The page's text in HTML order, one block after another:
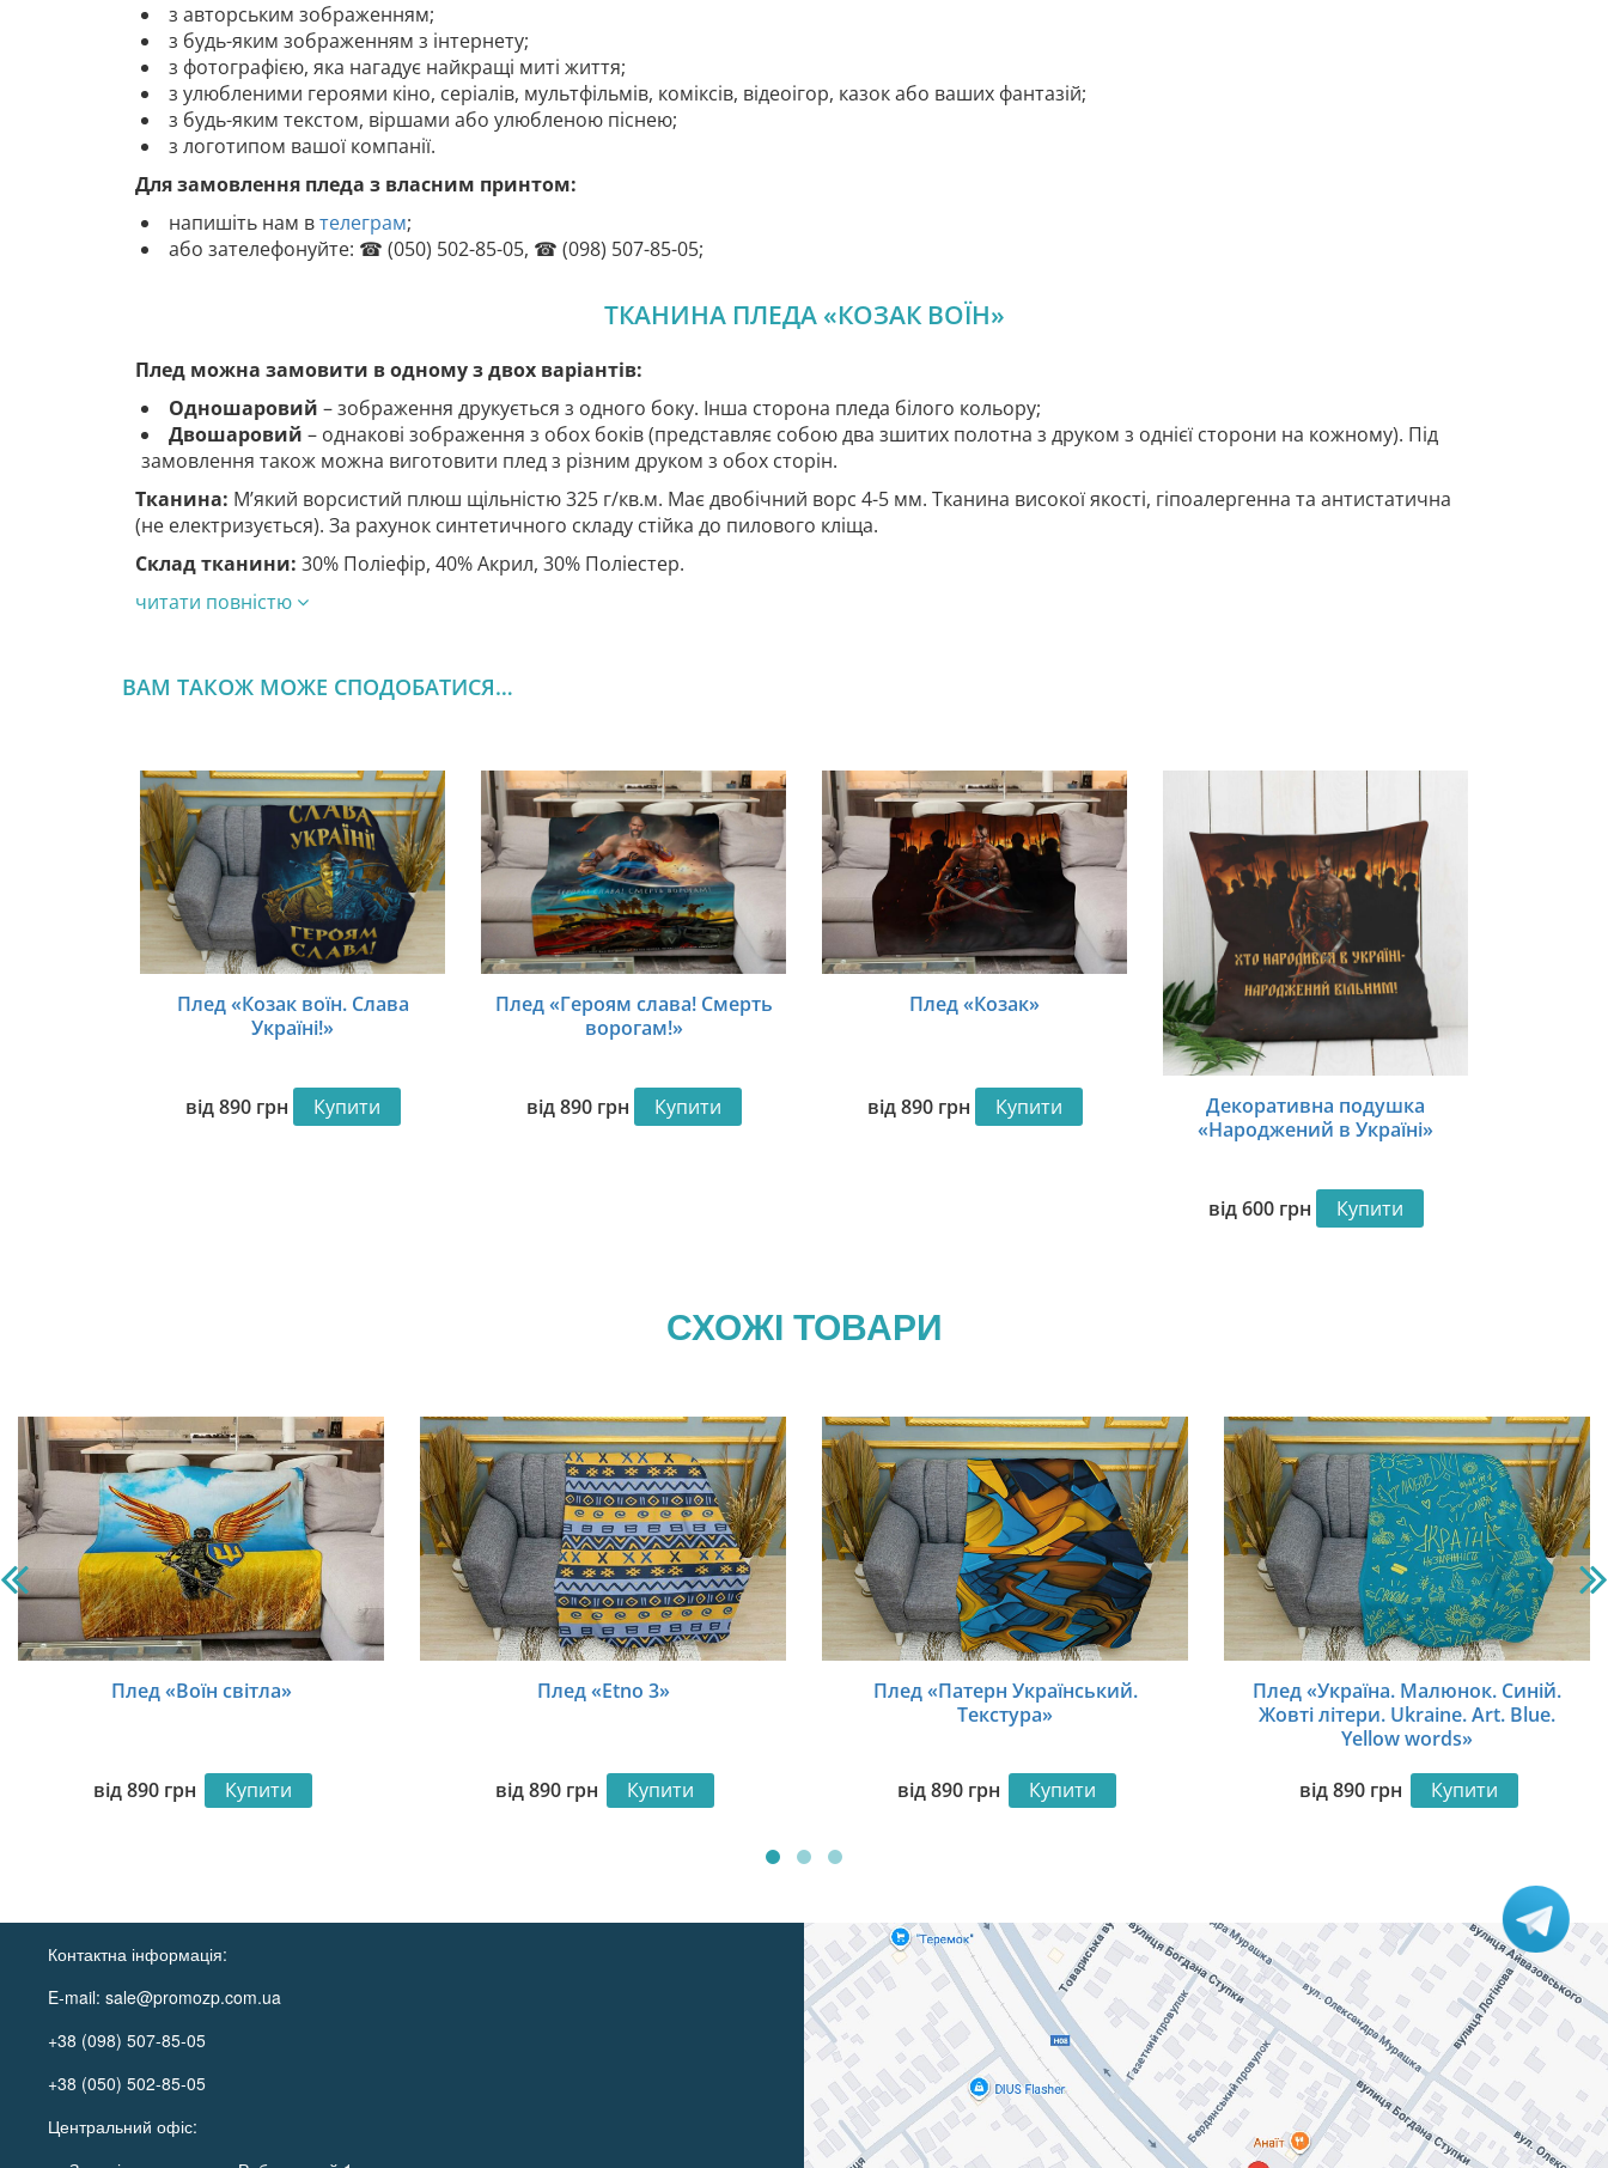
з авторським зображенням;
з будь-яким зображенням з інтернету;
з фотографією, яка нагадує найкращі миті життя;
з улюбленими героями кіно, серіалів, мультфільмів, коміксів, відеоігор, казок або ваших фантазій;
з будь-яким текстом, віршами або улюбленою піснею;
з логотипом вашої компанії.
Для замовлення пледа з власним принтом:
напишіть нам втелеграм;
або зателефонуйте: ☎ (050) 502-85-05, ☎ (098) 507-85-05;
ТКАНИНА ПЛЕДА «КОЗАК ВОЇН»
Плед можна замовити в одному з двох варіантів:
Одношаровий – зображення друкується з одного боку. Інша сторона пледа білого кольору;
Двошаровий – однакові зображення з обох боків (представляє собою два зшитих полотна з друком з однієї сторони на кожному). Під
замовлення також можна виготовити плед з різним друком з обох сторін.
Тканина: М’який ворсистий плюш щільністю 325 г/кв.м. Має двобічний ворс 4-5 мм. Тканина високої якості, гіпоалергенна та антистатична
(не електризується). За рахунок синтетичного складу стійка до пилового кліща.
Склад тканини: 30% Поліефір, 40% Акрил, 30% Поліестер.
читати повністю
ВАМ ТАКОЖ МОЖЕ СПОДОБАТИСЯ…
Плед «Козак воїн. Слава
Україні!»
від890 грн Купити
Плед «Героям слава! Смерть
ворогам!»
від890 грн Купити
Плед «Козак»
від890 грн Купити
Декоративна подушка
«Народжений в Україні»
від600 грн Купити
СХОЖІ ТОВАРИ
Плед «Воїн світла»
від890 грн Купити
Плед «Etno 3»
від890 грн Купити
Плед «Патерн Український.
Текстура»
від890 грн Купити
Плед «Україна. Малюнок. Синій.
Жовті літери. Ukraine. Art. Blue.
Yellow words»
від890 грн Купити
Контактна інформація:
E-mail:sale@promozp.com.ua
+38 (098) 507-85-05
+38 (050) 502-85-05
Центральний офіс: